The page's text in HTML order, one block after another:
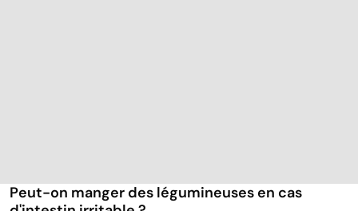
Peut-on manger des légumineuses en cas